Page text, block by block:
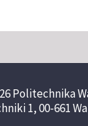
Politechnika
1, 00-661